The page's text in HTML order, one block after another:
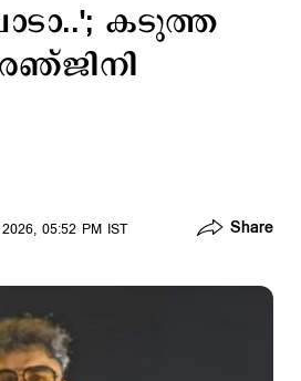
കടുത്ത
05:52 PM IST Share